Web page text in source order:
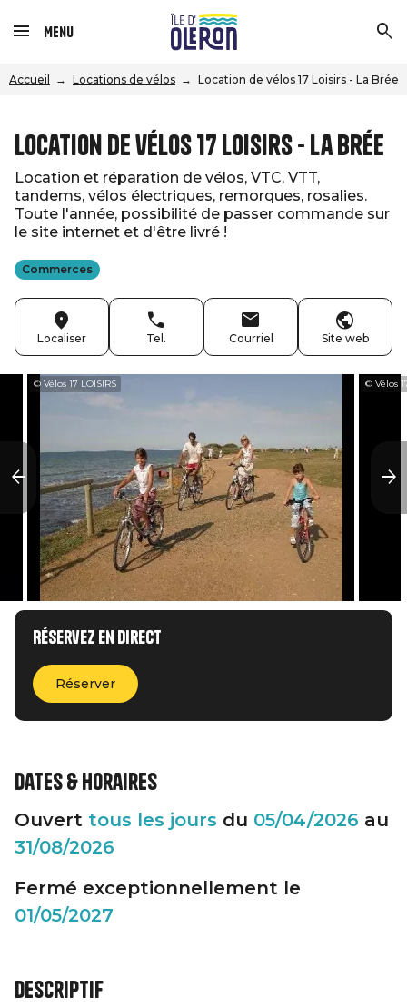
Menu
Accueil Locations de vélos Location de vélos 17 Loisirs - La Brée
Location de vélos 17 Loisirs - La Brée
Location et réparation de vélos, VTC, VTT,
tandems, vélos électriques, remorques, rosalies.
Toute l'année, possibilité de passer commande sur
le site internet et d'être livré !
Commerces
Localiser Tel. Courriel Site web
© Vélos 17 LOISIRS © Vélos
Réservez en direct
Réserver
Dates & horaires
Ouvert tous les jours du 05/04/2026 au
31/08/2026
Fermé exceptionnellement le
01/05/2027
Descriptif